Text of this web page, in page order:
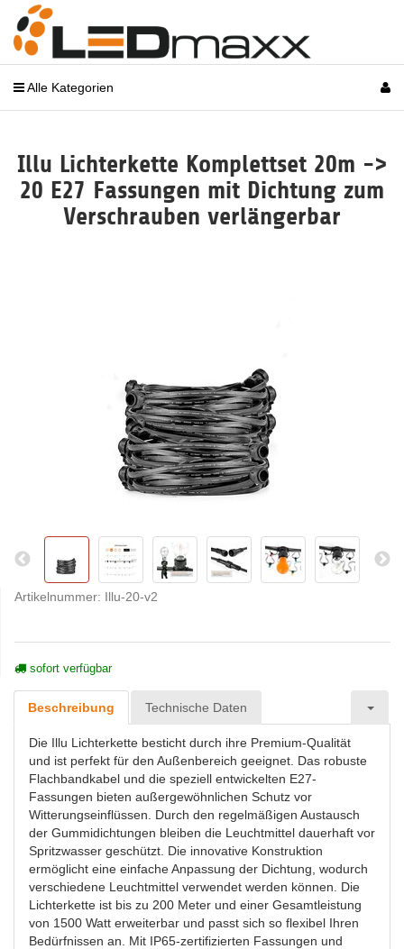
Alle Kategorien
Illu Lichterkette Komplettset 20m ->
20 E27 Fassungen mit Dichtung zum
Verschrauben verlängerbar
Artikelnummer: Illu-20-v2
sofort verfügbar
Beschreibung Technische Daten
Die Illu Lichterkette besticht durch ihre Premium-Qualität
und ist perfekt für den Außenbereich geeignet. Das robuste
Flachbandkabel und die speziell entwickelten E27-
Fassungen bieten außergewöhnlichen Schutz vor
Witterungseinflüssen. Durch den regelmäßigen Austausch
der Gummidichtungen bleiben die Leuchtmittel dauerhaft vor
Spritzwasser geschützt. Die innovative Konstruktion
ermöglicht eine einfache Anpassung der Dichtung, wodurch
verschiedene Leuchtmittel verwendet werden können. Die
Lichterkette ist bis zu 200 Meter und einer Gesamtleistung
von 1500 Watt erweiterbar und passt sich so flexibel Ihren
Bedürfnissen an. Mit IP65-zertifizierten Fassungen und